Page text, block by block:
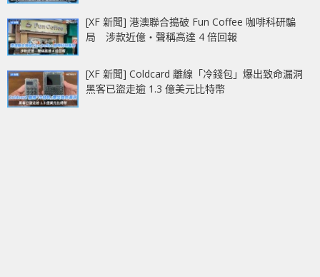
[XF 新聞] 港澳聯合搗破 Fun Coffee 咖啡科研騙
局 涉款近億‧聲稱高達 4 倍回報
[XF 新聞] Coldcard 離線「冷錢包」爆出致命漏洞
黑客已盜走逾 1.3 億美元比特幣